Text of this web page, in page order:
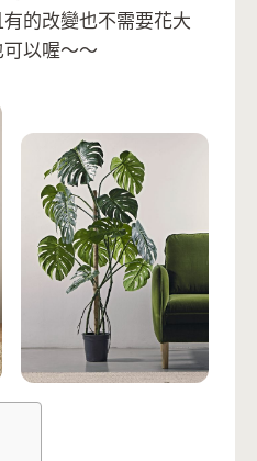
的改變也不需要花大
以喔～～